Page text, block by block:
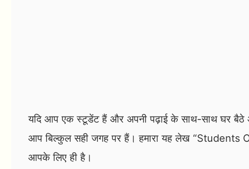
यदि आप एक स्टूडेंट हैं और अपनी पढ़ाई के साथ-साथ घर बैठे
आप बिल्कुल सही जगह पर हैं। हमारा यह लेख “Students
आपके लिए ही है।